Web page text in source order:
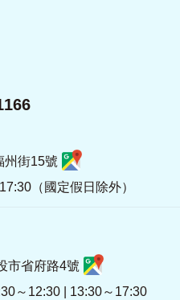
州街15號
（國定假日除外）
市省府路4號
～12:30 | 13:30～17:30